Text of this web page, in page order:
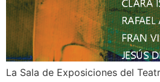
La Sala de Exposiciones del